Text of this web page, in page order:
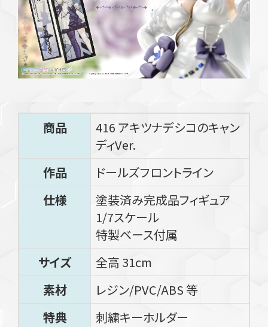
商品
416 アキツナデシコのキャン
ディVer.
作品
ドールズフロントライン
仕様
塗装済み完成品フィギュア
1/7スケール
特製ベース付属
サイズ
全高 31cm
素材
レジン/PVC/ABS 等
特典
刺繍キーホルダー